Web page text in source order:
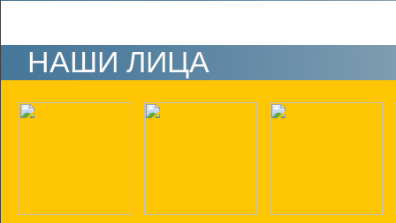
НАШИ ЛИЦА